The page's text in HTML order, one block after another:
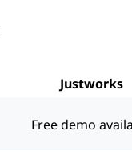
Justworks
Free demo